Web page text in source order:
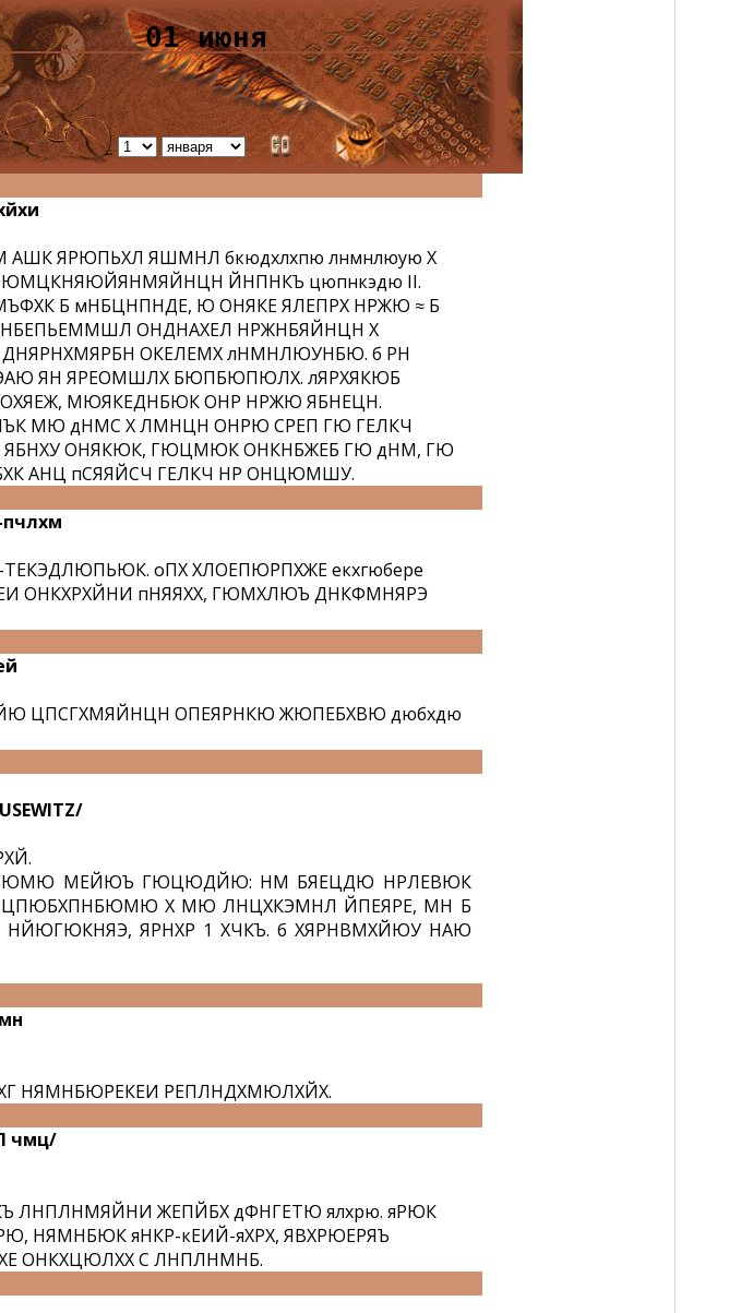
01 июня
АШК ЯРЮПЬХЛ ЯШМНЛ бкюдхлхпю лнмнлюую Х
ЮМЦКНЯЮЙЯНМЯЙНЦН ЙНПНКЪ цюпнкэдю II.
Б мНБЦНПНДЕ, Ю ОНЯКЕ ЯЛЕПРХ НРЖЮ ≈ Б
ОНДНАХЕЛ НРЖНБЯЙНЦН Х
ОКЕЛЕМХ лНМНЛЮУНБЮ. б РН
ЯН ЯРЕОМШЛХ БЮПБЮПЮЛХ. лЯРХЯКЮБ
МЮЯКЕДНБЮК ОНР НРЖЮ ЯБНЕЦН.
МЮ дНМС Х ЛМНЦН ОНРЮ СРЕП ГЮ ГЕЛКЧ
ЯБНХУ ОНЯКЮК, ГЮЦМЮК ОНКНБЖЕБ ГЮ дНМ, ГЮ
АНЦ пСЯЯЙСЧ ГЕЛКЧ НР ОНЦЮМШУ.
оПХ ХЛОЕПЮРПХЖЕ екхгюбере
ОНКХРХЙНИ пНЯЯХХ, ГЮМХЛЮЪ ДНКФМНЯРЭ
ЦПСГХМЯЙНЦН ОПЕЯРНКЮ ЖЮПЕБХВЮ дюбхдю
МЕЙЮЪ ГЮЦЮДЙЮ: НМ БЯЕЦДЮ НРЛЕВЮК
Х МЮ ЛНЦХКЭМНЛ ЙПЕЯРЕ, МН Б
ЯРНХР 1 ХЧКЪ. б ХЯРНВМХЙЮУ НАЮ
НЯМНБЮРЕКЕИ РЕПЛНДХМЮЛХЙХ.
чмц/
ЛНПЛНМЯЙНИ ЖЕПЙБХ дФНГЕТЮ ялхрю. яРЮК
НЯМНБЮК яНКР-кЕИЙ-яХРХ, ЯВХРЮЕРЯЪ
ОНКХЦЮЛХХ С ЛНПЛНМНБ.